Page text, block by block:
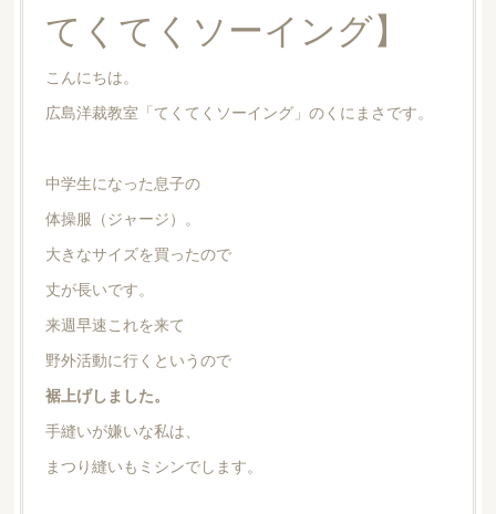
てくてくソーイング】
こんにちは。
広島洋裁教室「てくてくソーイング」のくにまさです。
中学生になった息子の
体操服（ジャージ）。
大きなサイズを買ったので
丈が長いです。
来週早速これを来て
野外活動に行くというので
裾上げしました。
手縫いが嫌いな私は、
まつり縫いもミシンでします。